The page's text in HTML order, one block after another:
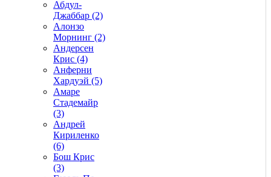
Абдул-
Джаббар (2)
Алонзо
Морнинг (2)
Андерсен
Крис (4)
Анферни
Xардуэй (5)
Амаре
Стадемайр
(3)
Андрей
Кириленко
(6)
Бош Крис
(3)